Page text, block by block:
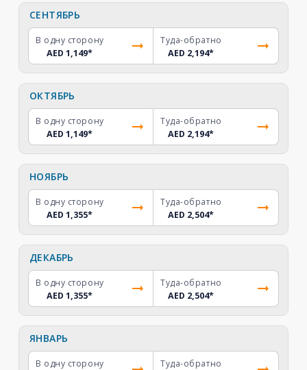
СЕНТЯБРЬ
В одну сторону
AED 1,149*
Туда-обратно
AED 2,194*
ОКТЯБРЬ
В одну сторону
AED 1,149*
Туда-обратно
AED 2,194*
НОЯБРЬ
В одну сторону
AED 1,355*
Туда-обратно
AED 2,504*
ДЕКАБРЬ
В одну сторону
AED 1,355*
Туда-обратно
AED 2,504*
ЯНВАРЬ
В одну сторону
Туда-обратно